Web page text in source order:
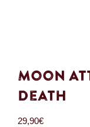
Moon
Death
29,90€